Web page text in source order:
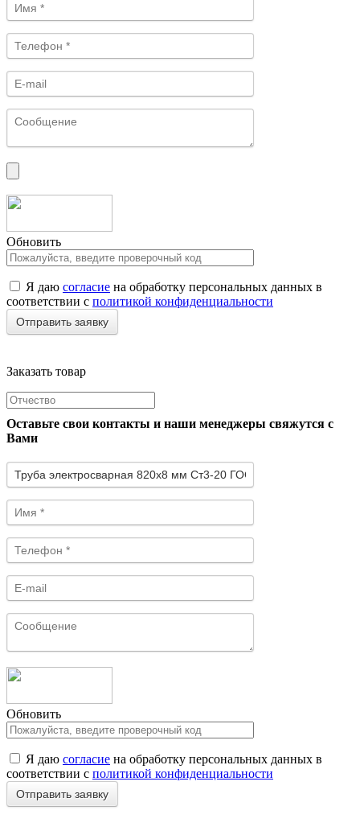
Обновить
Я даю согласие на обработку персональных данных в
соответствии с политикой конфиденциальности
Заказать товар
Оставьте свои контакты и наши менеджеры свяжутся с
Вами
Обновить
Я даю согласие на обработку персональных данных в
соответствии с политикой конфиденциальности